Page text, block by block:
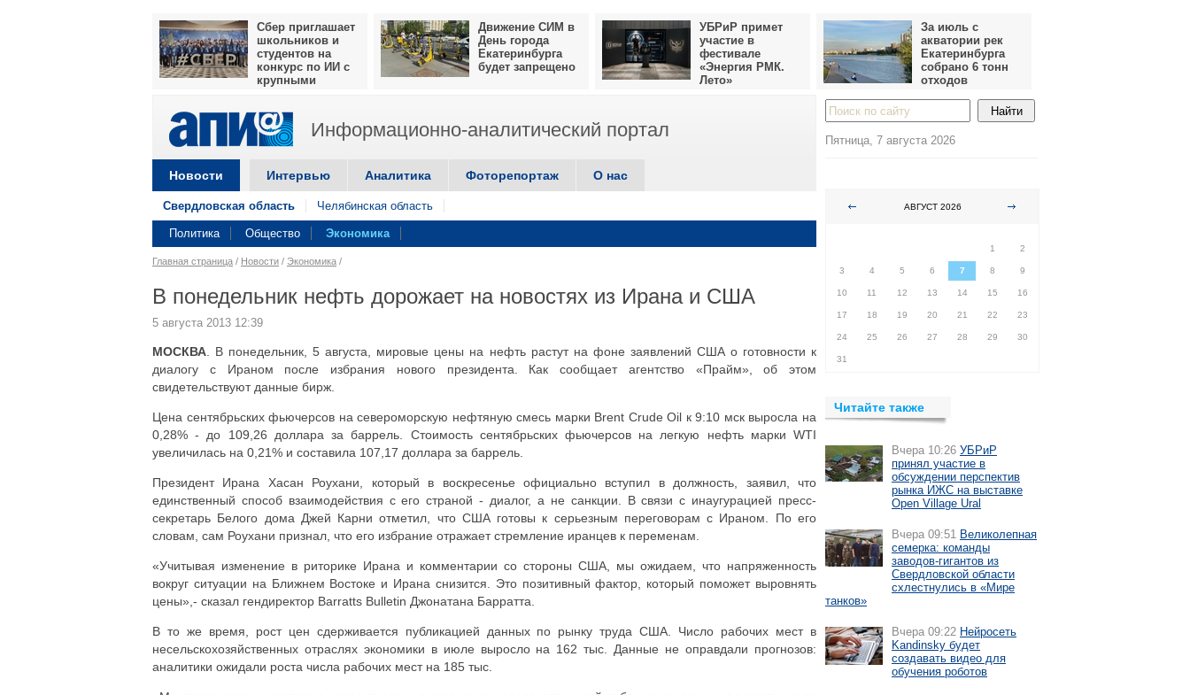
Сбер приглашает
школьников и
студентов на
конкурс по ИИ с
крупными
Движение СИМ в
День города
Екатеринбурга
будет запрещено
УБРиР примет
участие в
фестивале
«Энергия РМК.
Лето»
За июль с
акватории рек
Екатеринбурга
собрано 6 тонн
отходов
Информационно-аналитический портал
Новости Интервью Аналитика Фоторепортаж О нас
Свердловская область Челябинская область
Политика Общество Экономика
Главная страница / Новости / Экономика /
В понедельник нефть дорожает на новостях из Ирана и США
5 августа 2013 12:39
МОСКВА . В понедельник, 5 августа, мировые цены на нефть растут на фоне заявлений США о готовности к
диалогу с Ираном после избрания нового президента. Как сообщает агентство «Прайм», об этом
свидетельствуют данные бирж.
Цена сентябрьских фьючерсов на североморскую нефтяную смесь марки Brent Crude Oil к 9:10 мск выросла на
0,28% - до 109,26 доллара за баррель. Стоимость сентябрьских фьючерсов на легкую нефть марки WTI
увеличилась на 0,21% и составила 107,17 доллара за баррель.
Президент Ирана Хасан Роухани, который в воскресенье официально вступил в должность, заявил, что
единственный способ взаимодействия с его страной - диалог, а не санкции. В связи с инаугурацией пресс-
секретарь Белого дома Джей Карни отметил, что США готовы к серьезным переговорам с Ираном. По его
словам, сам Роухани признал, что его избрание отражает стремление иранцев к переменам.
«Учитывая изменение в риторике Ирана и комментарии со стороны США, мы ожидаем, что напряженность
вокруг ситуации на Ближнем Востоке и Ирана снизится. Это позитивный фактор, который поможет выровнять
цены»,- сказал гендиректор Barratts Bulletin Джонатана Барратта.
В то же время, рост цен сдерживается публикацией данных по рынку труда США. Число рабочих мест в
несельскохозяйственных отраслях экономики в июле выросло на 162 тыс. Данные не оправдали прогнозов:
аналитики ожидали роста числа рабочих мест на 185 тыс.
Пятница, 7 августа 2026
АВГУСТ 2026
1
2
3 4 5 6 7 8 9
10 11 12 13 14 15 16
17 18 19 20 21 22 23
24 25 26 27 28 29 30
31
Читайте также
Вчера 10:26 УБРиР
принял участие в
обсуждении перспектив
рынка ИЖС на выставке
Open Village Ural
Вчера 09:51 Великолепная
семерка: команды
заводов-гигантов из
Свердловской области
схлестнулись в «Мире
танков»
Вчера 09:22 Нейросеть
Kandinsky будет
создавать видео для
обучения роботов